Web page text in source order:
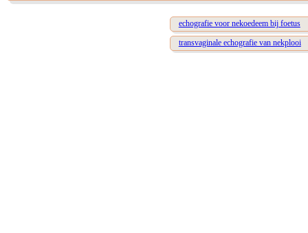
echografie voor nekoedeem bij foetus
transvaginale echografie van nekplooi